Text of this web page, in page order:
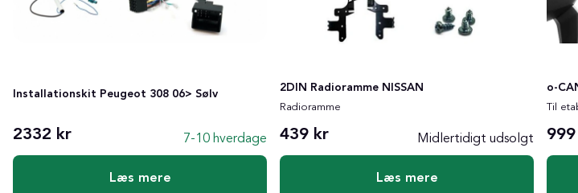
Installationskit Peugeot 308 06> Sølv
2332 kr 7-10 hverdage
Læs mere
2DIN Radioramme NISSAN
Radioramme
439 kr Midlertidigt udsolgt
Læs mere
o-
Til